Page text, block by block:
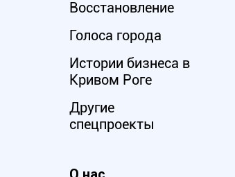
Восстановление
Голоса города
Истории бизнеса в
Кривом Роге
Другие
спецпроекты